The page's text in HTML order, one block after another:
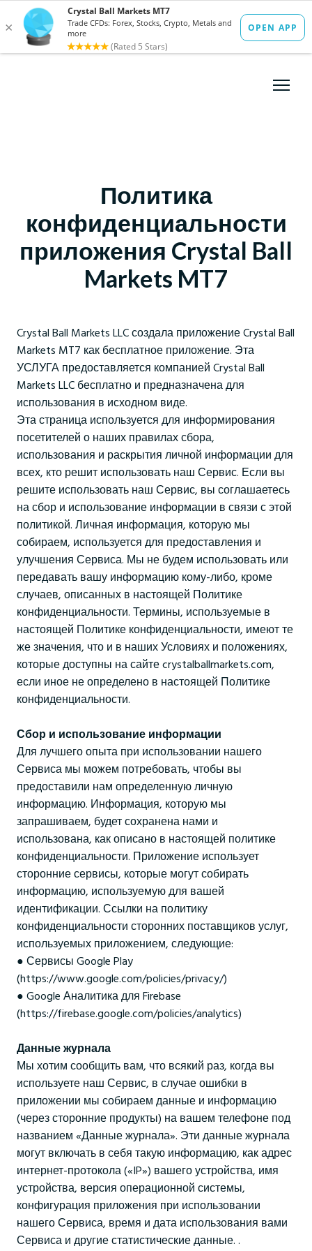
Политика
конфиденциальности
приложения Crystal Ball
Markets MT7
Crystal Ball Markets LLC создала приложение Crystal Ball
Markets MT7 как бесплатное приложение. Эта
УСЛУГА предоставляется компанией Crystal Ball
Markets LLC бесплатно и предназначена для
использования в исходном виде.
Эта страница используется для информирования
посетителей о наших правилах сбора,
использования и раскрытия личной информации для
всех, кто решит использовать наш Сервис. Если вы
решите использовать наш Сервис, вы соглашаетесь
на сбор и использование информации в связи с этой
политикой. Личная информация, которую мы
собираем, используется для предоставления и
улучшения Сервиса. Мы не будем использовать или
передавать вашу информацию кому-либо, кроме
случаев, описанных в настоящей Политике
конфиденциальности. Термины, используемые в
настоящей Политике конфиденциальности, имеют те
же значения, что и в наших Условиях и положениях,
которые доступны на сайте crystalballmarkets.com,
если иное не определено в настоящей Политике
конфиденциальности.
Сбор и использование информации
Для лучшего опыта при использовании нашего
Сервиса мы можем потребовать, чтобы вы
предоставили нам определенную личную
информацию. Информация, которую мы
запрашиваем, будет сохранена нами и
использована, как описано в настоящей политике
конфиденциальности. Приложение использует
сторонние сервисы, которые могут собирать
информацию, используемую для вашей
идентификации. Ссылки на политику
конфиденциальности сторонних поставщиков услуг,
используемых приложением, следующие:
● Сервисы Google Play
(https://www.google.com/policies/privacy/)
● Google Аналитика для Firebase
(https://firebase.google.com/policies/analytics)
Данные журнала
Мы хотим сообщить вам, что всякий раз, когда вы
используете наш Сервис, в случае ошибки в
приложении мы собираем данные и информацию
(через сторонние продукты) на вашем телефоне под
названием «Данные журнала». Эти данные журнала
могут включать в себя такую информацию, как адрес
интернет-протокола («IP») вашего устройства, имя
устройства, версия операционной системы,
конфигурация приложения при использовании
нашего Сервиса, время и дата использования вами
Сервиса и другие статистические данные. .